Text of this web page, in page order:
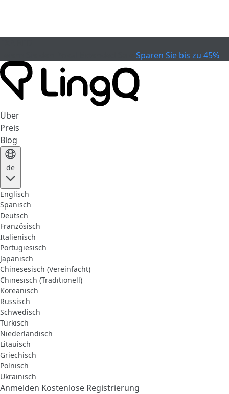
Sparen Sie bis zu 45%
Über
Preis
Blog
de
Englisch
Spanisch
Deutsch
Französisch
Italienisch
Portugiesisch
Japanisch
Chinesesisch (Vereinfacht)
Chinesisch (Traditionell)
Koreanisch
Russisch
Schwedisch
Türkisch
Niederländisch
Litauisch
Griechisch
Polnisch
Ukrainisch
Anmelden Kostenlose Registrierung